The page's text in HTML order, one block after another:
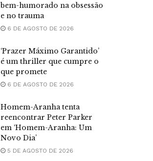
bem-humorado na obsessão
e no trauma
6 DE AGOSTO DE 2026
‘Prazer Máximo Garantido’
é um thriller que cumpre o
que promete
6 DE AGOSTO DE 2026
Homem-Aranha tenta
reencontrar Peter Parker
em ‘Homem-Aranha: Um
Novo Dia’
5 DE AGOSTO DE 2026